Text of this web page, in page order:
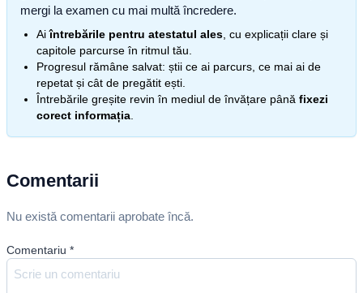
mergi la examen cu mai multă încredere.
Aiîntrebările pentru atestatul ales , cu explicații clare și
capitole parcurse în ritmul tău.
Progresul rămâne salvat: știi ce ai parcurs, ce mai ai de
repetat și cât de pregătit ești.
Întrebările greșite revin în mediul de învățare până fixezi
corect informația
Comentarii
Nu există comentarii aprobate încă.
Comentariu *